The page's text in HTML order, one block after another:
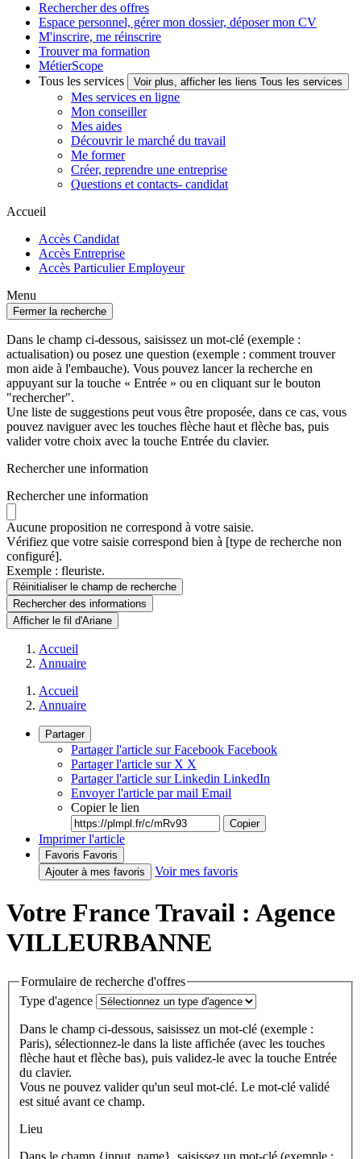
Rechercher des offres
Espace personnel, gérer mon dossier, déposer mon CV
M'inscrire, me réinscrire
Trouver ma formation
MétierScope
Tous les services
Voir plus, afficher les liens Tous les services
Mes services en ligne
Mon conseiller
Mes aides
Découvrir le marché du travail
Me former
Créer, reprendre une entreprise
Questions et contacts- candidat
Accueil
Accès Candidat
Accès Entreprise
Accès Particulier Employeur
Menu
Fermer la recherche
Dans le champ ci-dessous, saisissez un mot-clé (exemple :
actualisation) ou posez une question (exemple : comment trouver
mon aide à l'embauche). Vous pouvez lancer la recherche en
appuyant sur la touche « Entrée » ou en cliquant sur le bouton
"rechercher".
Une liste de suggestions peut vous être proposée, dans ce cas, vous
pouvez naviguer avec les touches flèche haut et flèche bas, puis
valider votre choix avec la touche Entrée du clavier.
Rechercher une information
Rechercher une information
Aucune proposition ne correspond à votre saisie.
Vérifiez que votre saisie correspond bien à [type de recherche non
configuré].
Exemple : fleuriste.
Réinitialiser le champ de recherche
Rechercherdes informations
Afficher le fil d'Ariane
Accueil
Annuaire
Accueil
Annuaire
Partager
Partager l'article sur Facebook Facebook
Partager l'article sur X X
Partager l'article sur Linkedin LinkedIn
Envoyer l'article par mail Email
Copier le lien
Copier
Imprimer l'article
Favoris Favoris
Ajouter à mes favoris
Voir mes favoris
Votre France Travail : Agence
VILLEURBANNE
Formulaire de recherche d'offres
Type d'agence
Dans le champ ci-dessous, saisissez un mot-clé (exemple :
Paris), sélectionnez-le dans la liste affichée (avec les touches
flèche haut et flèche bas), puis validez-le avec la touche Entrée
du clavier.
Vous ne pouvez valider qu'un seul mot-clé. Le mot-clé validé
est situé avant ce champ.
Lieu
Dans le champ {input_name}, saisissez un mot-clé (exemple :